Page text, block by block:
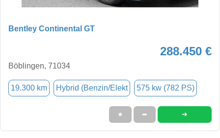
Bentley Continental GT
288.450 €
Böblingen, 71034
19.300 km Hybrid (Benzin/Elekt 575 kw (782 PS)
★ ➦ ➜